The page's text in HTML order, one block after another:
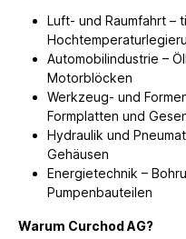
Luft- und Raumfahrt –
Automobilindustrie –
Motorblöcken
Werkzeug- und
Formplatten und
Hydraulik und
Gehäusen
Energietechnik –
Pumpenbauteilen
Warum Curchod AG?